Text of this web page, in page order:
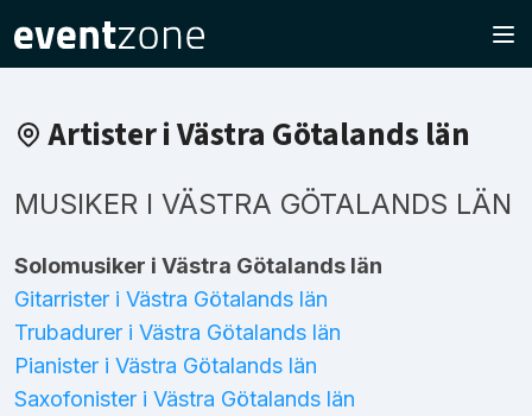
Artister i Västra Götalands län
MUSIKER I VÄSTRA GÖTALANDS LÄN
Solomusiker i Västra Götalands län
Gitarrister i Västra Götalands län
Trubadurer i Västra Götalands län
Pianister i Västra Götalands län
Saxofonister i Västra Götalands län